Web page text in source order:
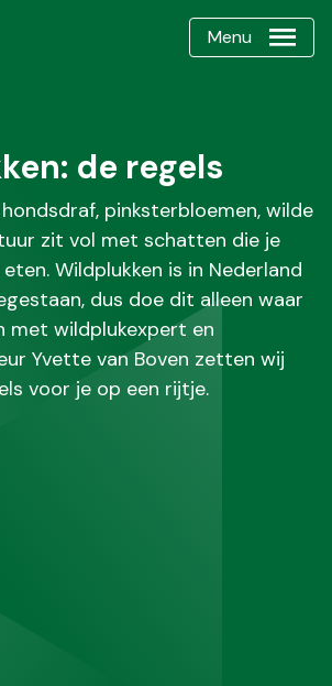
Menu
de regels
pinksterbloemen, wilde
zit vol met schatten die je
Wildplukken is in Nederland
dus doe dit alleen waar
met wildplukexpert en
Yvette van Boven zetten wij
voor je op een rijtje.